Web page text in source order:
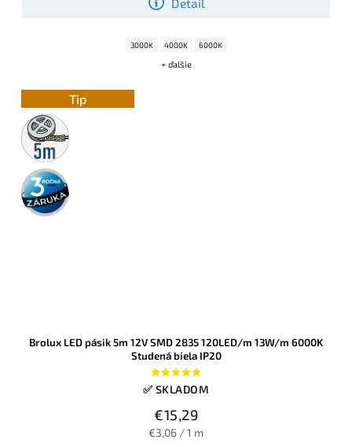
3000K 4000K 6000K
+ ďalšie
Tip
5m
rolka
3 roky
záruka
Brolux LED pásik 5m 12V SMD 2835 120LED/m 13W/m 6000K
Studená biela IP20
✅ SKLADOM
€15,29
€3,06 / 1 m